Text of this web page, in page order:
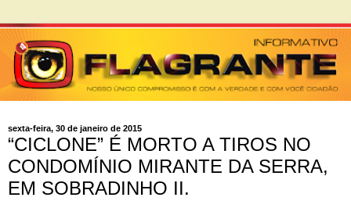
sexta-feira, 30 de janeiro de 2015
“CICLONE” É MORTO A TIROS NO
CONDOMÍNIO MIRANTE DA SERRA,
EM SOBRADINHO II.